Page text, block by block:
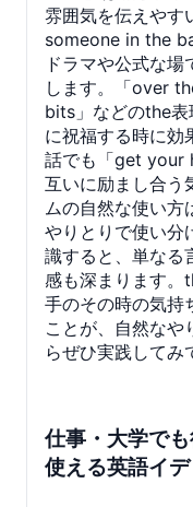
雰囲気を伝えやす
someone in the
ドラマや公式な
します。「over
bits」などのthe表
に祝福する時に効
話でも「get your
互いに励まし合う
ムの自然な使い方
やりとりで使い分
識すると、単なる
感も深まります。
手のその時の気持
ことが、自然なや
らぜひ実践してみ
仕事・大学で
使える英語イ